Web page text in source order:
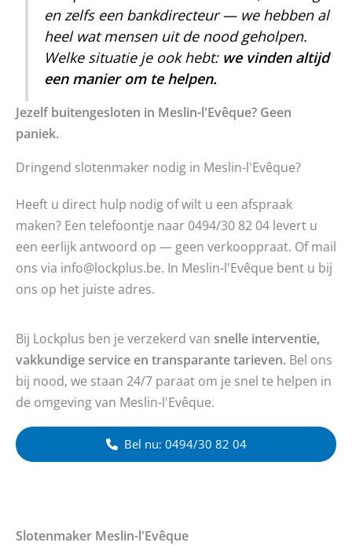
en zelfs een bankdirecteur — we hebben al
heel wat mensen uit de nood geholpen.
Welke situatie je ook hebt: we vinden altijd
een manier om te helpen.
Jezelf buitengesloten in Meslin-l'Evêque? Geen
paniek.
Dringend slotenmaker nodig in Meslin-l'Evêque?
Heeft u direct hulp nodig of wilt u een afspraak
maken? Een telefoontje naar 0494/30 82 04 levert u
een eerlijk antwoord op — geen verkooppraat. Of mail
ons via info@lockplus.be. In Meslin-l'Evêque bent u bij
ons op het juiste adres.
Bij Lockplus ben je verzekerd van snelle interventie,
vakkundige service en transparante tarieven. Bel ons
bij nood, we staan 24/7 paraat om je snel te helpen in
de omgeving van Meslin-l'Evêque.
Bel nu: 0494/30 82 04
Slotenmaker Meslin-l'Evêque